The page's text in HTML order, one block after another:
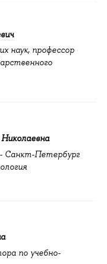
наук, профессор
Петербург
по учебно-